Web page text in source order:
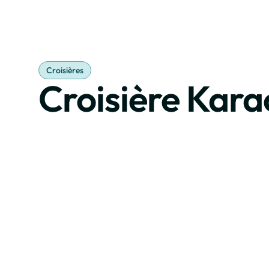
Croisières
Croisière